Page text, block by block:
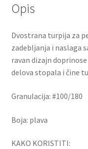
Opis
Dvostrana turpija za
zadebljanja i naslaga
ravan dizajn
delova stopala i čine
Granulacija: #100/180
Boja: plava
KAKO KORISTITI: